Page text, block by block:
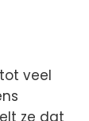
veel
ze dat